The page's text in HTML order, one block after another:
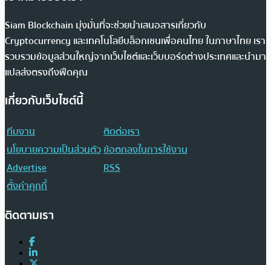
Siam Blockchain มุ่งมั่นที่จะช่วยนำเสนอสารเกี่ยวกับ
Cryptocurrency และเทคโนโลยีบล็อกเชนเพื่อคนไทย ในภาษาไทย เรา
รวบรวมข้อมูลส่วนใหญ่จากเว็บไซต์และเว็บบอร์ดต่างประเทศและนำมา
แปลส่งตรงถึงฟีดคุณ
เกี่ยวกับเว็บไซต์นี้
ทีมงาน
ติดต่อเรา
นโยบายความเป็นส่วนตัวข้อตกลงในการใช้งาน
Advertise
RSS
ตั้งค่าคุกกี้
ติดตามเรา